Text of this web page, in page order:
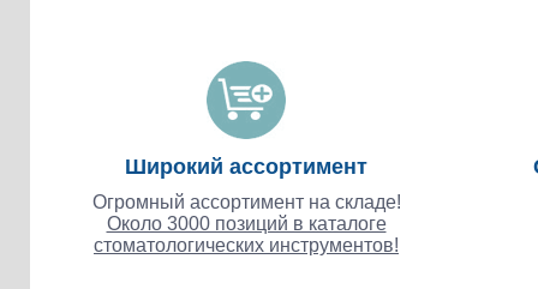
Широкий ассортимент
Огромный ассортимент на складе!
Около 3000 позиций в каталоге
стоматологических инструментов!